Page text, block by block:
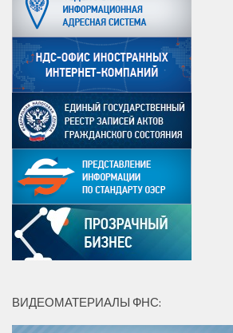
ВИДЕОМАТЕРИАЛЫ ФНС: